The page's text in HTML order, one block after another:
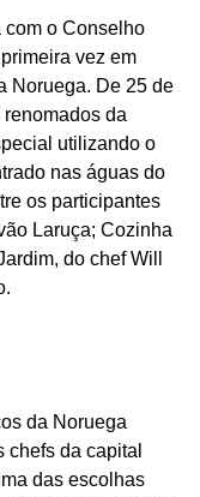
com o Conselho
vez em
Noruega. De 25 de
da
utilizando o
nas águas do
os participantes
Laruça; Cozinha
do chef Will
da Noruega
chefs da capital
das escolhas